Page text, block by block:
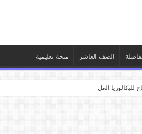
الصف العاشر منحة تعليمية
للبكالوريا العلمي والأدبي